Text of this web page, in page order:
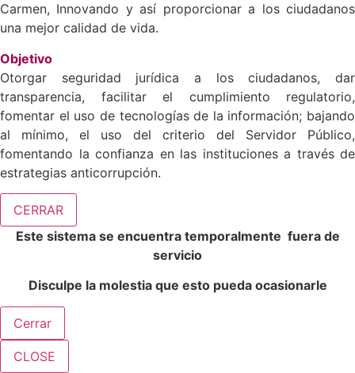
Carmen, Innovando y así proporcionar a los ciudadanos
una mejor calidad de vida.
Objetivo
Otorgar seguridad jurídica a los ciudadanos, dar
transparencia, facilitar el cumplimiento regulatorio,
fomentar el uso de tecnologías de la información; bajando
al mínimo, el uso del criterio del Servidor Público,
fomentando la confianza en las instituciones a través de
estrategias anticorrupción.
CERRAR
Este sistema se encuentra temporalmente fuera de
servicio
Disculpe la molestia que esto pueda ocasionarle
Cerrar
CLOSE